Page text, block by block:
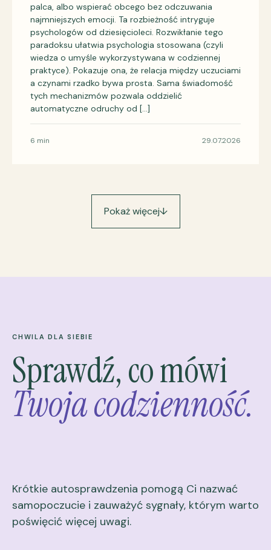
palca, albo wspierać obcego bez odczuwania
najmniejszych emocji. Ta rozbieżność intryguje
psychologów od dziesięcioleci. Rozwikłanie tego
paradoksu ułatwia psychologia stosowana (czyli
wiedza o umyśle wykorzystywana w codziennej
praktyce). Pokazuje ona, że relacja między uczuciami
a czynami rzadko bywa prosta. Sama świadomość
tych mechanizmów pozwala oddzielić
automatyczne odruchy od […]
6 min 29.07.2026
Pokaż więcej↓
CHWILA DLA SIEBIE
Sprawdź, co mówi
Twoja codzienność.
Krótkie autosprawdzenia pomogą Ci nazwać
samopoczucie i zauważyć sygnały, którym warto
poświęcić więcej uwagi.